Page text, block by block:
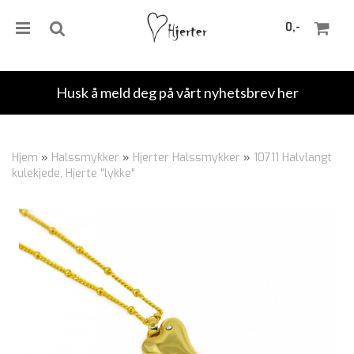
0,-
Husk å meld deg på vårt nyhetsbrev her
Hjem » Halssmykker » Hjerter Halssmykker » 10711 Halvlangt
kulekjede, Hjerte "lykke"